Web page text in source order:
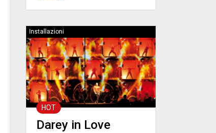
Installazioni
HOT
Darey in Love